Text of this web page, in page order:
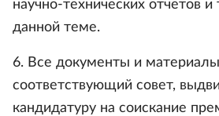
научно-технических отчетов и
данной теме.
6. Все документы и
соответствующий совет,
кандидатуру на соискание